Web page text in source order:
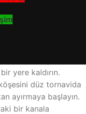
hizmetinizdeyiz.
çekin ve içindeki
yere kaldırın.
düz tornavida
ayırmaya başlayın.
bir kanala